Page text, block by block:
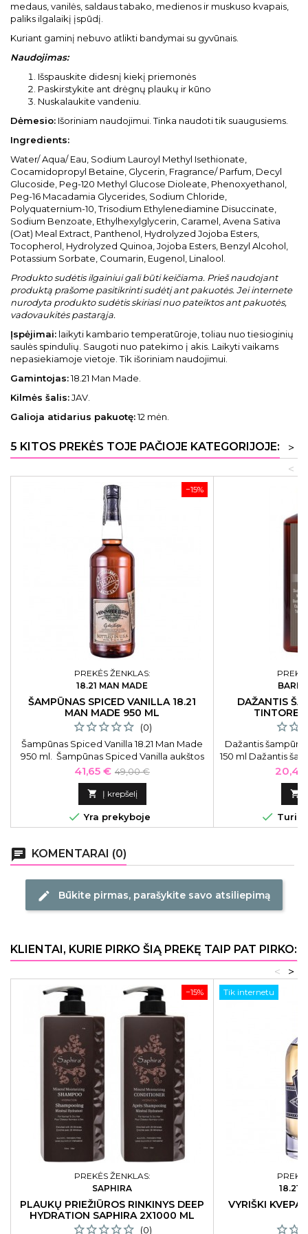
medaus, vanilės, saldaus tabako, medienos ir muskuso kvapais,
paliks ilgalaikį įspūdį.
Kuriant gaminį nebuvo atlikti bandymai su gyvūnais.
Naudojimas:
Išspauskite didesnį kiekį priemonės
Paskirstykite ant drėgnų plaukų ir kūno
Nuskalaukite vandeniu.
Dėmesio: Išoriniam naudojimui. Tinka naudoti tik suaugusiems.
Ingredients:
Water/ Aqua/ Eau, Sodium Lauroyl Methyl Isethionate,
Cocamidopropyl Betaine, Glycerin, Fragrance/ Parfum, Decyl
Glucoside, Peg-120 Methyl Glucose Dioleate, Phenoxyethanol,
Peg-16 Macadamia Glycerides, Sodium Chloride,
Polyquaternium-10, Trisodium Ethylenediamine Disuccinate,
Sodium Benzoate, Ethylhexylglycerin, Caramel, Avena Sativa
(Oat) Meal Extract, Panthenol, Hydrolyzed Jojoba Esters,
Tocopherol, Hydrolyzed Quinoa, Jojoba Esters, Benzyl Alcohol,
Potassium Sorbate, Coumarin, Eugenol, Linalool.
Produkto sudėtis ilgainiui gali būti keičiama. Prieš naudojant
produktą prašome pasitikrinti sudėtį ant pakuotės. Jei internete
nurodyta produkto sudėtis skiriasi nuo pateiktos ant pakuotės,
vadovaukitės pastarąja.
Įspėjimai: laikyti kambario temperatūroje, toliau nuo tiesioginių
saulės spindulių. Saugoti nuo patekimo į akis. Laikyti vaikams
nepasiekiamoje vietoje. Tik išoriniam naudojimui.
Gamintojas:18.21 Man Made.
Kilmės šalis:JAV.
Galioja atidarius pakuotę:12 mėn.
5 KITOS PREKĖS TOJE PAČIOJE KATEGORIJOJE:
>
<
−15%
PREKĖS ŽENKLAS:
18.21 MAN MADE
ŠAMPŪNAS SPICED VANILLA 18.21
MAN MADE 950 ML
(0)
Šampūnas Spiced Vanilla 18.21 Man Made
950 ml. Šampūnas Spiced Vanilla aukštos
kokybės daugiafunkcinė priemonė 3 in 1. Į
ją įeina plaukus stiprinantis šampūnas,
prabangus kondicionierius plaukams, bei
nuostabiai kvepianti dušo želė.
Kaina
41,65 € Bazinė
kaina
49,00 €
 Į krepšelį
 Yra prekyboje
DAŽANTIS
Dažantis
150 ml Dažantis
Italiana
Tonning
Italiana“
praturtintas
kuris pasižymi
Kaina


chat KOMENTARAI (0)
edit Būkite pirmas, parašykite savo atsiliepimą
KLIENTAI, KURIE PIRKO ŠIĄ PREKĘ TAIP PAT PIRKO:
>
<
−15%
PREKĖS ŽENKLAS:
SAPHIRA
PLAUKŲ PRIEŽIŪROS RINKINYS DEEP
HYDRATION SAPHIRA 2X1000 ML
(0)
Tik internetu
18.21
VYRIŠKI